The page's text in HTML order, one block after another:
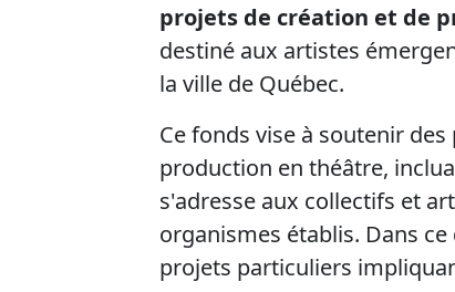
projets de création et de
destiné aux artistes
la ville de Québec.
Ce fonds vise à soutenir
production en théâtre,
s'adresse aux collectifs et
organismes établis. Dans
projets particuliers